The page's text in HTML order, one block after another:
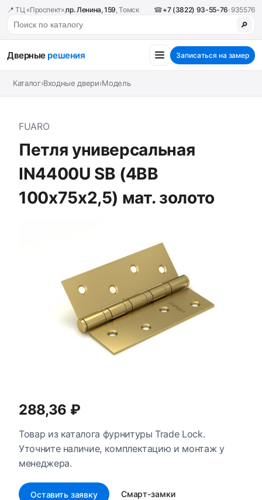
📍 ТЦ «Проспект»,пр. Ленина, 159, Томск ☎+7 (3822) 93-55-76· 935576
🔎
Дверные решения Записаться на замер
Каталог›Входные двери›Модель
FUARO
Петля универсальная
IN4400U SB (4BB
100x75x2,5) мат. золото
288,36 ₽
Товар из каталога фурнитуры Trade Lock.
Уточните наличие, комплектацию и монтаж у
менеджера.
Оставить заявку Смарт-замки